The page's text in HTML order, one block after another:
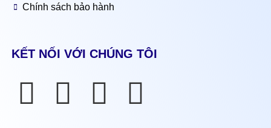
Chính sách bảo hành
KẾT NỐI VỚI CHÚNG TÔI